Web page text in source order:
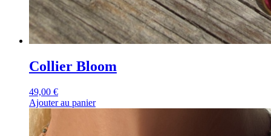
Collier Bloom
49,00 €
Ajouter au panier